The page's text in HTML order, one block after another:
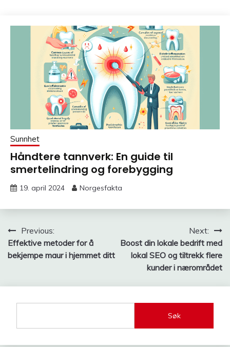
Sunnhet
Håndtere tannverk: En guide til
smertelindring og forebygging
19. april 2024 Norgesfakta
Innleggsnavigasjon
Previous:
Effektive metoder for å
bekjempe maur i hjemmet ditt
Next:
Boost din lokale bedrift med
lokal SEO og tiltrekk flere
kunder i nærområdet
Søk